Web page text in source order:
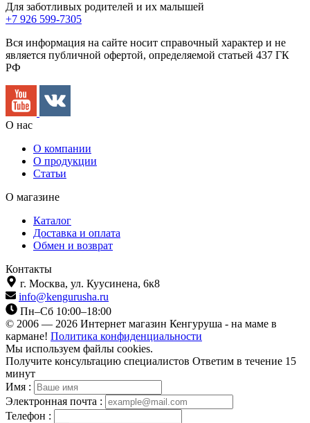
Для заботливых родителей и их малышей
+7 926 599-7305
Вся информация на сайте носит справочный характер и не
является публичной офертой, определяемой статьей 437 ГК
РФ
О нас
О компании
О продукции
Статьи
О магазине
Каталог
Доставка и оплата
Обмен и возврат
Контакты
г. Москва, ул. Куусинена, 6к8
info@kengurusha.ru
Пн–Сб 10:00–18:00
© 2006 — 2026 Интернет магазин Кенгуруша - на маме в
кармане! Политика конфиденциальности
Мы используем файлы cookies.
Получите консультацию специалистов Ответим в течение 15
минут
Имя :
Электронная почта :
Телефон :